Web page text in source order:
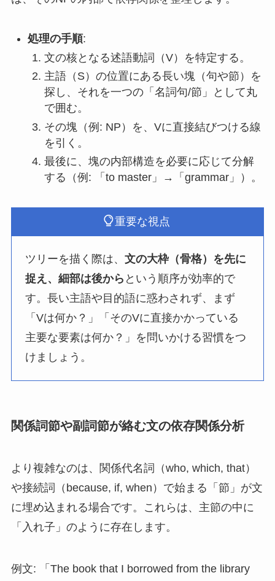
処理の手順:
文の核となる述語動詞（V）を特定する。
主語（S）の位置にある長い塊（句や節）を
探し、それを一つの「名詞句/節」として丸
で囲む。
その塊（例: NP）を、Vに直接結びつける線
を引く。
最後に、塊の内部構造を必要に応じて分解
する（例: 「to master」→「grammar」）。
重要な視点
ツリーを描く際は、文の大枠（骨格）を先に
捉え、細部は後から という順序が効率的で
す。長い主語や目的語に惑わされず、まず
「Vは何か？」「そのVに直接かかっている
主要な要素は何か？」を問いかける習慣をつ
けましょう。
関係詞節や副詞節が絡む文の依存関係分析
より複雑なのは、関係代名詞（who, which, that）
や接続詞（because, if, when）で始まる「節」が文
に埋め込まれる場合です。これらは、主節の中に
「入れ子」のように存在します。
例文: 「The book that I borrowed from the library